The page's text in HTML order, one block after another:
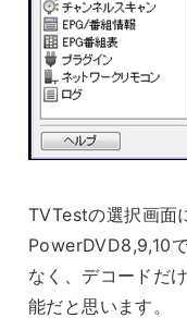
TVTestの選択画面
PowerDVD8,9,10
なく、デコードだ
能だと思います。